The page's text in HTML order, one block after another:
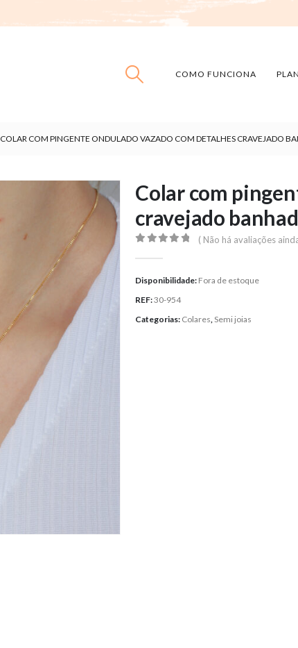
COMO FUNCIONA
COLAR COM PINGENTE ONDULADO VAZADO COM DETALHES CRAVEJADO
Colar com
cravejado
( Não há avaliações
Disponibilidade: Fora de estoque
REF:30-954
Categorias: Colares ,Semi joias